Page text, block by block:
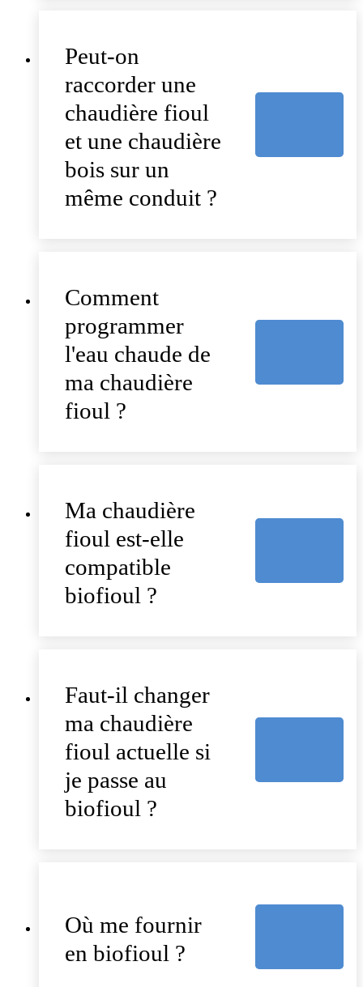
Peut-on
raccorder une
chaudière fioul
et une chaudière
bois sur un
même conduit ?
Comment
programmer
l'eau chaude de
ma chaudière
fioul ?
Ma chaudière
fioul est-elle
compatible
biofioul ?
Faut-il changer
ma chaudière
fioul actuelle si
je passe au
biofioul ?
Où me fournir
en biofioul ?